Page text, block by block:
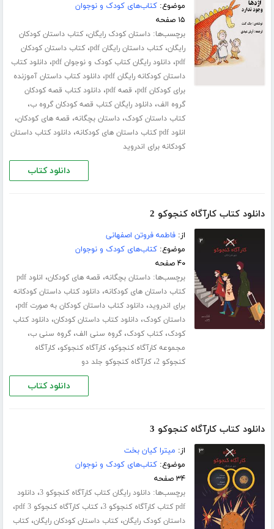
موضوع:کتاب‌های کودک و نوجوان
۱۵ صفحه
برچسب‌ها:داستان کودک رایگان،کتاب داستان کودکان
رایگان،کتاب داستان رایگان pdf ،کتاب داستان کودکان
pdf،دانلود رایگان کتاب کودک و نوجوان pdf ،دانلود کتاب
داستان کودکانه رایگان pdf
،دانلود کتاب داستان آموزنده
برای کودکان pdf
، قصه pdf ،دانلود کتاب قصه کودکان
گروه الف،دانلود رایگان کتاب قصه کودکان گروه ب،
کتاب داستان کودک،داستان بچگانه، قصه های کودکان،
انلود pdf کتاب داستان های کودکانه ،دانلود کتاب داستان
کودکانه برای اندروید
دانلود کتاب
دانلود کتاب کارآگاه کنجوکو 2
از:فاطمه فروتن اصفهانی
موضوع:کتاب‌های کودک و نوجوان
۴۰ صفحه
برچسب‌ها:داستان بچگانه، قصه های کودکان،
انلود pdf
کتاب داستان های کودکانه،دانلود کتاب داستان کودکانه
برای اندروید،دانلود کتاب داستان کودکان به صورت pdf ،
داستان کودک،دانلود کتاب داستان کودکان،دانلود کتاب
کودک،کتاب کودک،گروه سنی الف،گروه سنی ب،
مجموعه کارآگاه کنجوکو،کارآگاه کنجوکو،کارآگاه
کنجوکو 2 ،کارآگاه کنجوکو جلد دو
دانلود کتاب
دانلود کتاب کارآگاه کنجوکو 3
از: میترا کیان بخت
موضوع:کتاب‌های کودک و نوجوان
۳۴ صفحه
برچسب‌ها:دانلود رایگان کتاب کارآگاه کنجوکو 3 ،دانلود
pdf کتاب کارآگاه کنجوکو 3
،کتاب کارآگاه کنجوکو 3 pdf ،
داستان کودک رایگان،کتاب داستان کودکان رایگان،کتاب